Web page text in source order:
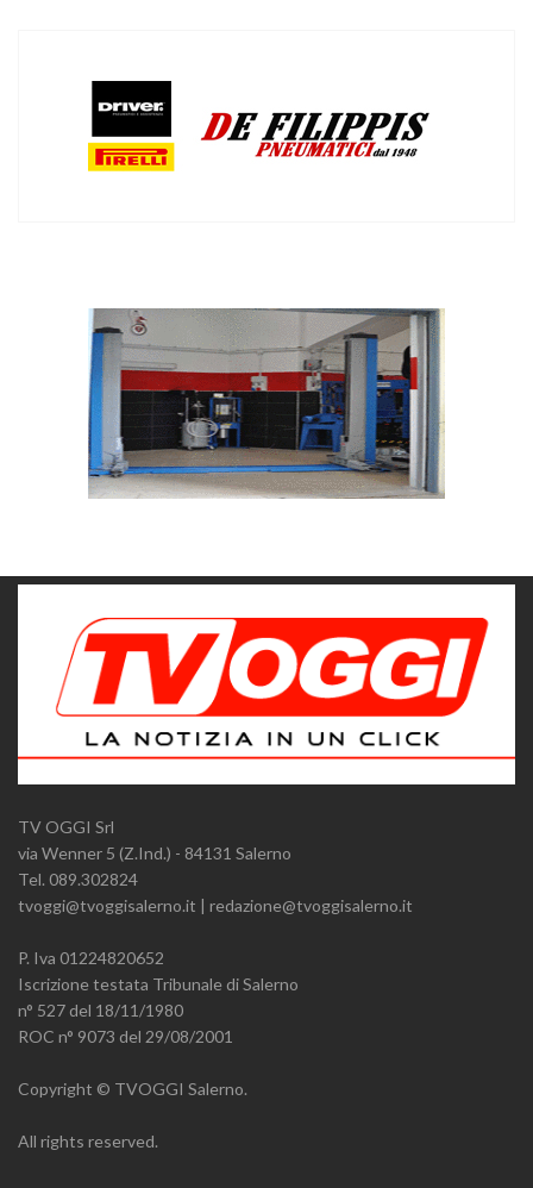
TV OGGI Srl
via Wenner 5 (Z.Ind.) - 84131 Salerno
Tel. 089.302824
tvoggi@tvoggisalerno.it | redazione@tvoggisalerno.it
P. Iva 01224820652
Iscrizione testata Tribunale di Salerno
n° 527 del 18/11/1980
ROC n° 9073 del 29/08/2001
Copyright © TVOGGI Salerno.
All rights reserved.